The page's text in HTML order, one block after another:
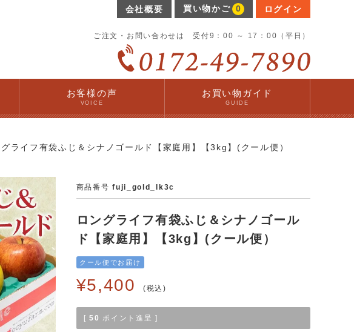
会社概要 買い物かご 0 ログイン
ご注文・お問い合わせは 受付9：00 ～ 17：00（平日）
お客様の声
VOICE
お買い物ガイド
GUIDE
グライフ有袋ふじ＆シナノゴールド【家庭用】【3kg】(クール便）
商品番号 fuji_gold_lk3c
ロングライフ有袋ふじ＆シナノゴール
ド【家庭用】【3kg】(クール便）
クール便でお届け
¥5,400 税込
[ 50 ポイント進呈 ]